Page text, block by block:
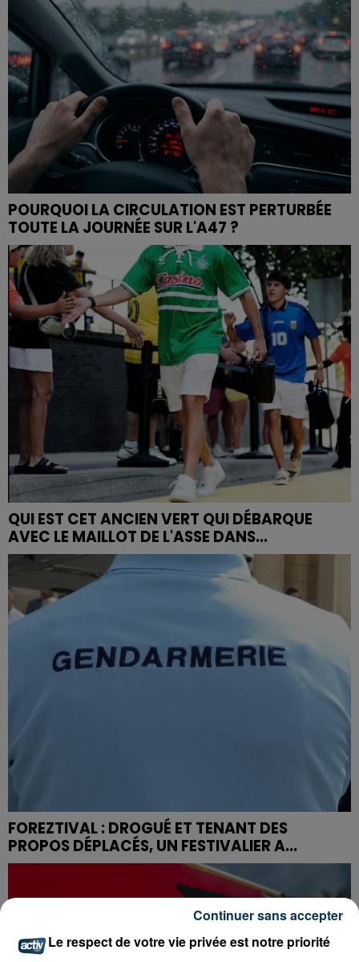
POURQUOI LA CIRCULATION EST PERTURBÉE
TOUTE LA JOURNÉE SUR L'A47 ?
QUI EST CET ANCIEN VERT QUI DÉBARQUE
AVEC LE MAILLOT DE L'ASSE DANS...
FOREZTIVAL : DROGUÉ ET TENANT DES
PROPOS DÉPLACÉS, UN FESTIVALIER A...
Le respect de votre vie privée est notre priorité
Continuer sans accepter